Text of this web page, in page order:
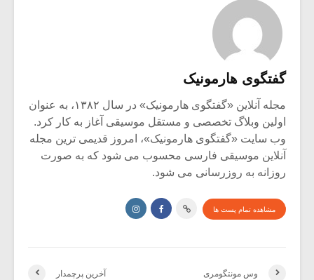
گفتگوی هارمونیک
مجله آنلاین «گفتگوی هارمونیک» در سال ۱۳۸۲، به عنوان
اولین وبلاگ تخصصی و مستقل موسیقی آغاز به کار کرد.
وب سایت «گفتگوی هارمونیک»، امروز قدیمی ترین مجله
آنلاین موسیقی فارسی محسوب می شود که به صورت
روزانه به روزرسانی می شود.
مشاهده تمام پست ها
آخرین پرچمدار وس مونتگومری